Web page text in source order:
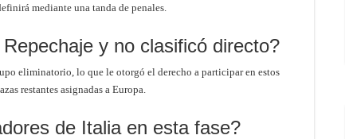
mediante una tanda de penales.
y no clasificó directo?
eliminatorio, lo que le otorgó el derecho a participar en estos
restantes asignadas a Europa.
de Italia en esta fase?